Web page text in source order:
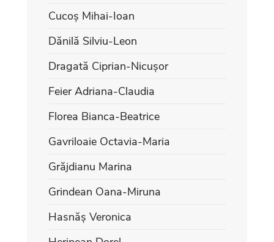
Cucoș Mihai-Ioan
Dănilă Silviu-Leon
Dragată Ciprian-Nicușor
Feier Adriana-Claudia
Florea Bianca-Beatrice
Gavriloaie Octavia-Maria
Grăjdianu Marina
Grindean Oana-Miruna
Hasnăș Veronica